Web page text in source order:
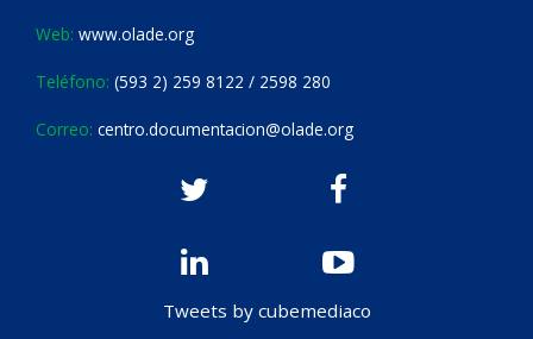
Web: www.olade.org
Teléfono: (593 2) 259 8122 / 2598 280
Correo: centro.documentacion@olade.org
Tweets by cubemediaco